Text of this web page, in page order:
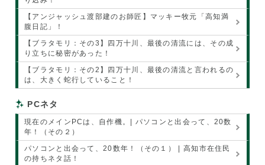
【アンジャッシュ渡部建のお師匠】マッキー牧元「高知満
腹日記」！
【ブラタモリ：その3】四万十川、最後の清流には、その成
り立ちに秘密があった！
【ブラタモリ：その2】四万十川、最後の清流と言われるの
は、大きく蛇行していること！
PCネタ
現在のメインPCは、自作機。| パソコンと出会って、20数
年！（その２）
パソコンと出会って、20数年！（その１） | 高知市在住民
の持ちネタ話！